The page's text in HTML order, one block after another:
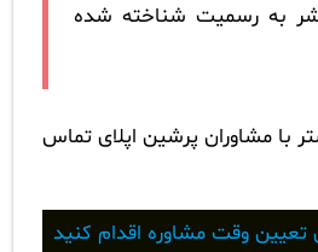
به رسمیت شناخته شده
با مشاوران پرشین اپلای تماس
تعیین وقت مشاوره اقدام کنید